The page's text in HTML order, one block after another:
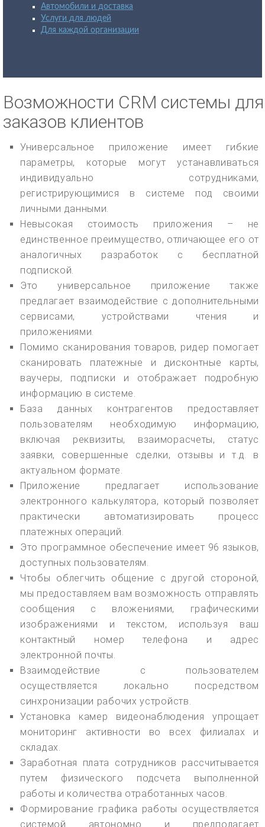
Автомобили и доставка
Услуги для людей
Для каждой организации
Возможности CRM системы для
заказов клиентов
Универсальное приложение имеет гибкие
параметры, которые могут устанавливаться
индивидуально сотрудниками,
регистрирующимися в системе под своими
личными данными.
Невысокая стоимость приложения – не
единственное преимущество, отличающее его от
аналогичных разработок с бесплатной
подпиской.
Это универсальное приложение также
предлагает взаимодействие с дополнительными
сервисами, устройствами чтения и
приложениями.
Помимо сканирования товаров, ридер помогает
сканировать платежные и дисконтные карты,
ваучеры, подписки и отображает подробную
информацию в системе.
База данных контрагентов предоставляет
пользователям необходимую информацию,
включая реквизиты, взаиморасчеты, статус
заявки, совершенные сделки, отзывы и т.д. в
актуальном формате.
Приложение предлагает использование
электронного калькулятора, который позволяет
практически автоматизировать процесс
платежных операций.
Это программное обеспечение имеет 96 языков,
доступных пользователям.
Чтобы облегчить общение с другой стороной,
мы предоставляем вам возможность отправлять
сообщения с вложениями, графическими
изображениями и текстом, используя ваш
контактный номер телефона и адрес
электронной почты.
Взаимодействие с пользователем
осуществляется локально посредством
синхронизации рабочих устройств.
Установка камер видеонаблюдения упрощает
мониторинг активности во всех филиалах и
складах.
Заработная плата сотрудников рассчитывается
путем физического подсчета выполненной
работы и количества отработанных часов.
Формирование графика работы осуществляется
системой автономно и предполагает